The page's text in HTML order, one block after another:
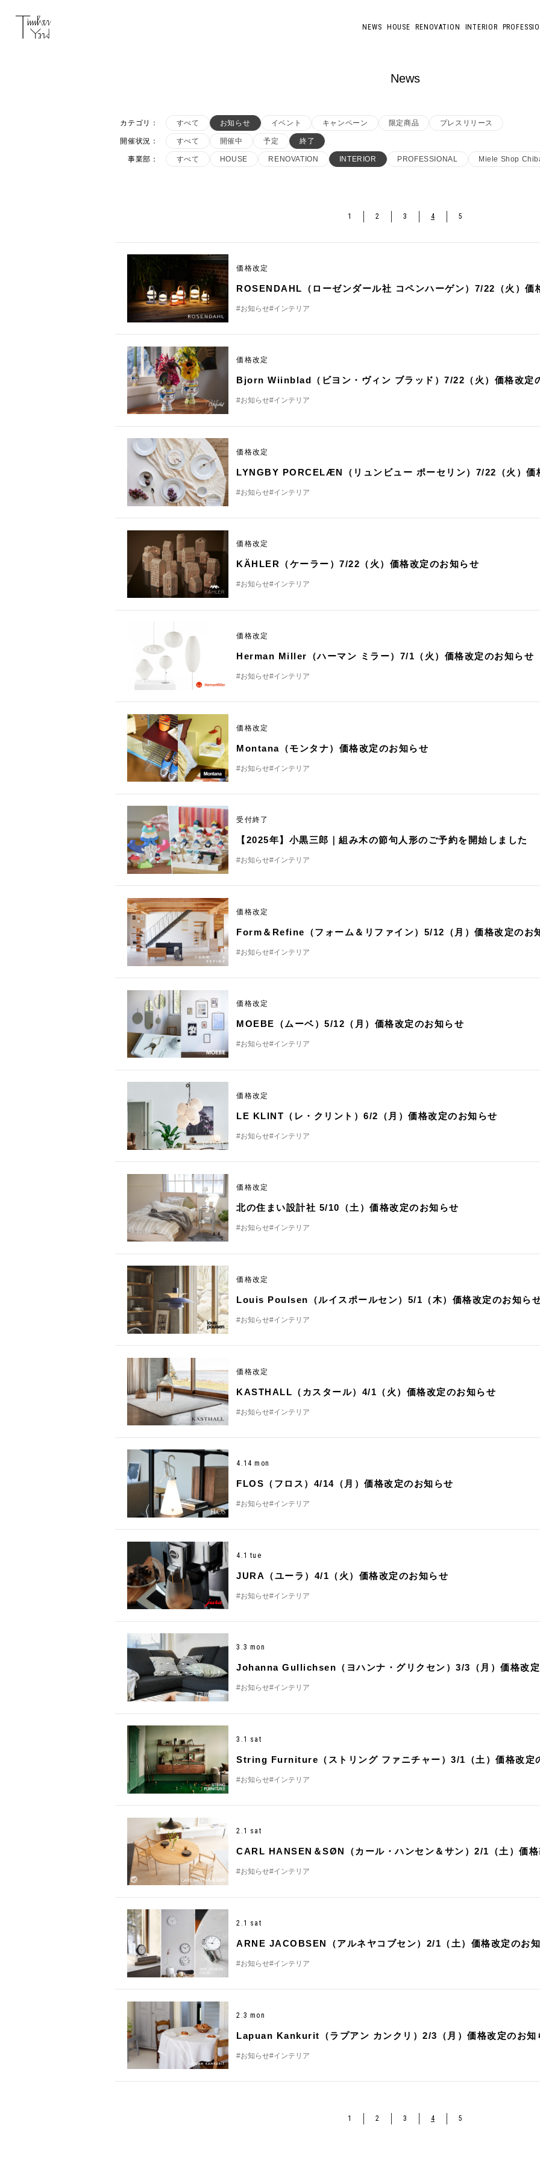
NEWS HOUSE RENOVATION INTERIOR
News
カテゴリ ： すべて お知らせ イベント キャンペーン 限定商品 プレスリリース
開催状況 ： すべて 開催中 予定 終了
事業部 ： すべて HOUSE RENOVATION INTERIOR PROFESSIONAL Miele Shop
1 2 3 4 5
価格改定
ROSENDAHL（ローゼンダール社 コペンハーゲン）7/22（火）価
#お知らせ#インテリア
価格改定
Bjorn Wiinblad（ビヨン・ヴィン ブラッド）7/22（火）価格改定
#お知らせ#インテリア
価格改定
LYNGBY PORCELÆN（リュンビュー ポーセリン）7/22（火）価
#お知らせ#インテリア
価格改定
KÄHLER（ケーラー）7/22（火）価格改定のお知らせ
#お知らせ#インテリア
価格改定
Herman Miller（ハーマン ミラー）7/1（火）価格改定のお知らせ
#お知らせ#インテリア
価格改定
Montana（モンタナ）価格改定のお知らせ
#お知らせ#インテリア
受付終了
【2025年】小黒三郎｜組み木の節句人形のご予約を開始しました
#お知らせ#インテリア
価格改定
Form＆Refine（フォーム＆リファイン）5/12（月）価格改定のお
#お知らせ#インテリア
価格改定
MOEBE（ムーベ）5/12（月）価格改定のお知らせ
#お知らせ#インテリア
価格改定
LE KLINT（レ・クリント）6/2（月）価格改定のお知らせ
#お知らせ#インテリア
価格改定
北の住まい設計社 5/10（土）価格改定のお知らせ
#お知らせ#インテリア
価格改定
Louis Poulsen（ルイスポールセン）5/1（木）価格改定のお知ら
#お知らせ#インテリア
価格改定
KASTHALL（カスタール）4/1（火）価格改定のお知らせ
#お知らせ#インテリア
4.14 mon
FLOS（フロス）4/14（月）価格改定のお知らせ
#お知らせ#インテリア
4.1 tue
JURA（ユーラ）4/1（火）価格改定のお知らせ
#お知らせ#インテリア
3.3 mon
Johanna Gullichsen（ヨハンナ・グリクセン）3/3（月）価格改
#お知らせ#インテリア
3.1 sat
String Furniture（ストリング ファニチャー）3/1（土）価格改定
#お知らせ#インテリア
2.1 sat
CARL HANSEN＆SØN（カール・ハンセン＆サン）2/1（土）価
#お知らせ#インテリア
2.1 sat
ARNE JACOBSEN（アルネヤコブセン）2/1（土）価格改定のお
#お知らせ#インテリア
2.3 mon
Lapuan Kankurit（ラプアン カンクリ）2/3（月）価格改定のお知
#お知らせ#インテリア
1 2 3 4 5